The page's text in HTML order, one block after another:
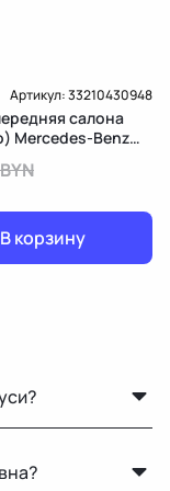
Артикул:33210430948
салона
Mercedes-Benz
В корзину